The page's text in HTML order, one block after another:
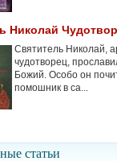
Николай
Святитель Николай,
чудотворец,
Божий. Особо он
помошник в са...
cтатьи